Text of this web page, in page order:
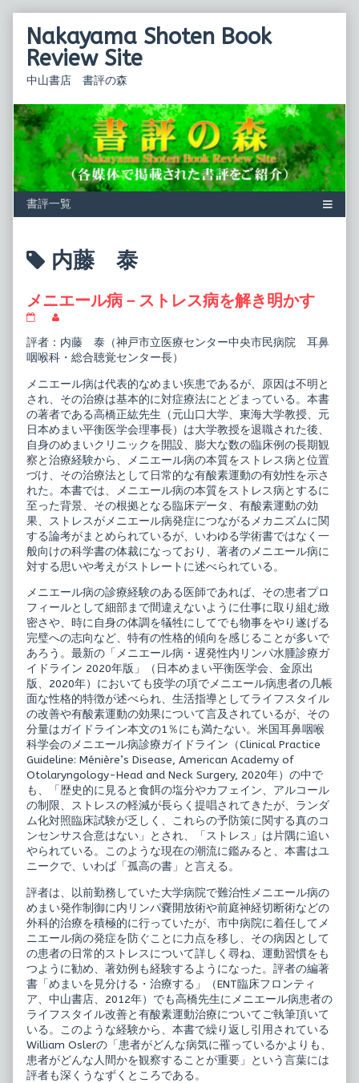
contentNakayama Shoten Book
Review Site
中山書店 書評の森
Posts
tagged
内藤 泰
メニエール病－ストレス病を解き明かす
エ
ー
ル
－
ス
ト
レ
ス
病
を
解
き
明
か
published
on
posts
the
author
メ
ニ
エ
ー
ル
病
－
ス
ト
レ
ス
病
解
き
か
す,
評者：内藤 泰（神戸市立医療センター中央市民病院 耳鼻
咽喉科・総合聴覚センター長）
メニエール病は代表的なめまい疾患であるが、原因は不明と
され、その治療は基本的に対症療法にとどまっている。本書
の著者である高橋正紘先生（元山口大学、東海大学教授、元
日本めまい平衡医学会理事長）は大学教授を退職された後、
自身のめまいクリニックを開設、膨大な数の臨床例の長期観
察と治療経験から、メニエール病の本質をストレス病と位置
づけ、その治療法として日常的な有酸素運動の有効性を示さ
れた。本書では、メニエール病の本質をストレス病とするに
至った背景、その根拠となる臨床データ、有酸素運動の効
果、ストレスがメニエール病発症につながるメカニズムに関
する論考がまとめられているが、いわゆる学術書ではなく一
般向けの科学書の体裁になっており、著者のメニエール病に
対する思いや考えがストレートに述べられている。
メニエール病の診療経験のある医師であれば、その患者プロ
フィールとして細部まで間違えないように仕事に取り組む緻
密さや、時に自身の体調を犠牲にしてでも物事をやり遂げる
完璧への志向など、特有の性格的傾向を感じることが多いで
あろう。最新の「メニエール病・遅発性内リンパ水腫診療ガ
イドライン 2020年版」（日本めまい平衡医学会、金原出
版、2020年）においても疫学の項でメニエール病患者の几帳
面な性格的特徴が述べられ、生活指導としてライフスタイル
の改善や有酸素運動の効果について言及されているが、その
分量はガイドライン本文の1％にも満たない。米国耳鼻咽喉
科学会のメニエール病診療ガイドライン（Clinical Practice
Guideline: Ménière’s Disease, American Academy of
Otolaryngology-Head and Neck Surgery, 2020年）の中で
も、「歴史的に見ると食餌の塩分やカフェイン、アルコール
の制限、ストレスの軽減が長らく提唱されてきたが、ランダ
ム化対照臨床試験が乏しく、これらの予防策に関する真のコ
ンセンサス合意はない」とされ、「ストレス」は片隅に追い
やられている。このような現在の潮流に鑑みると、本書はユ
ニークで、いわば「孤高の書」と言える。
評者は、以前勤務していた大学病院で難治性メニエール病の
めまい発作制御に内リンパ嚢開放術や前庭神経切断術などの
外科的治療を積極的に行っていたが、市中病院に着任してメ
ニエール病の発症を防ぐことに力点を移し、その病因として
の患者の日常的ストレスについて詳しく尋ね、運動習慣をも
つように勧め、著効例も経験するようになった。評者の編著
書「めまいを見分ける・治療する」（ENT臨床フロンティ
ア、中山書店、2012年）でも高橋先生にメニエール病患者の
ライフスタイル改善と有酸素運動治療についてご執筆頂いて
いる。このような経験から、本書で繰り返し引用されている
William Oslerの「患者がどんな病気に罹っているかよりも、
患者がどんな人間かを観察することが重要」という言葉には
評者も深くうなずくところである。